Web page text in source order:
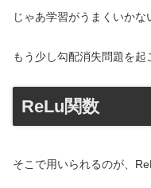
じゃあ学習がうまくいかな
もう少し勾配消失問題を起
ReLu関数
そこで用いられるのが、